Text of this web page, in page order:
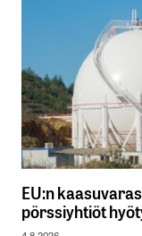
EU:n
pörssiyhtiöt